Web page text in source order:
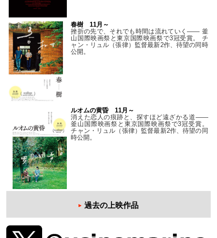
春樹 11月～
挫折の先で、それでも時間は流れていく—— 釜
山国際映画祭と東京国際映画祭で3冠受賞。 チ
ャン・リュル（張律）監督最新2作、待望の同時
公開。
ルオムの黄昏 11月～
消えた恋人の痕跡と、探すほど遠ざかる道——
釜山国際映画祭と東京国際映画祭で3冠受賞。
チャン・リュル（張律）監督最新2作、待望の同
時公開。
過去の上映作品